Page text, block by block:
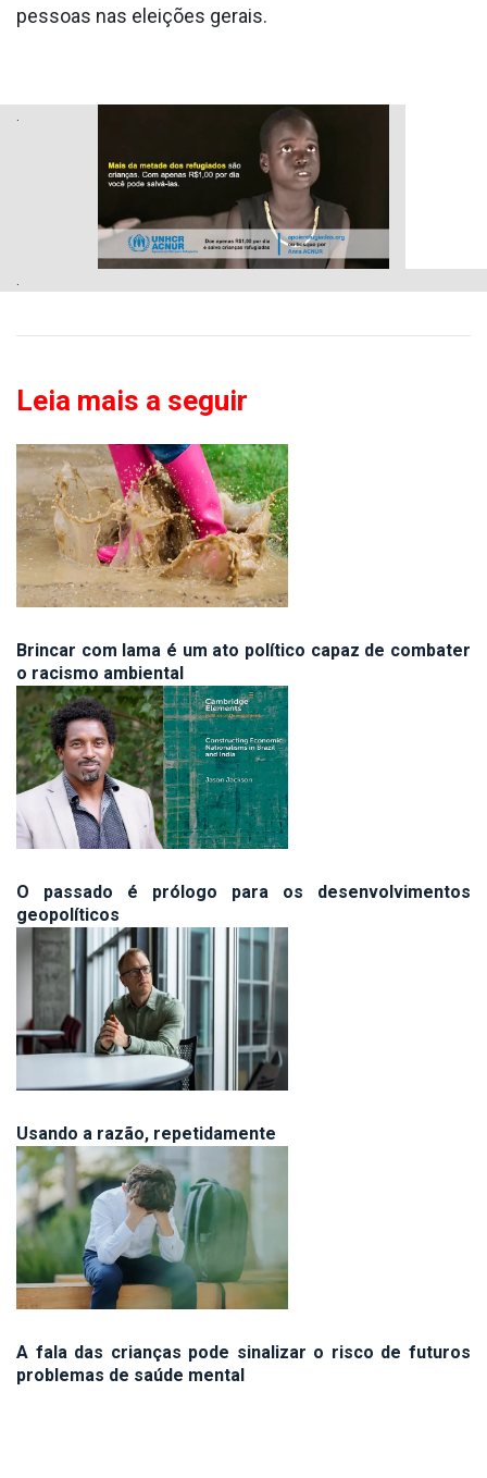
pessoas nas eleições gerais.
.
.
Leia mais a seguir
Brincar com lama é um ato político capaz de combater
o racismo ambiental
O passado é prólogo para os desenvolvimentos
geopolíticos
Usando a razão, repetidamente
A fala das crianças pode sinalizar o risco de futuros
problemas de saúde mental